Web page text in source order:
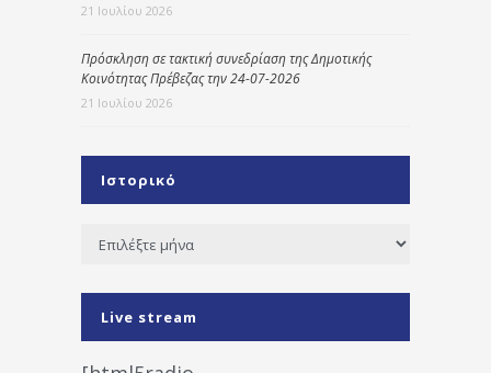
21 Ιουλίου 2026
Πρόσκληση σε τακτική συνεδρίαση της Δημοτικής
Κοινότητας Πρέβεζας την 24-07-2026
21 Ιουλίου 2026
Ιστορικό
Ιστορικό
Live stream